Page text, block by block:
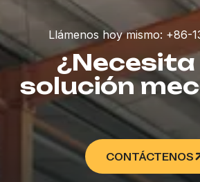
Llámenos hoy mismo: +86-
¿Necesita
solución
CONTÁCTENOS